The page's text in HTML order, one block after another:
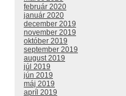
február 2020
január 2020
december 2019
november 2019
október 2019
september 2019
august 2019
júl 2019
jún 2019
máj 2019
apríl 2019